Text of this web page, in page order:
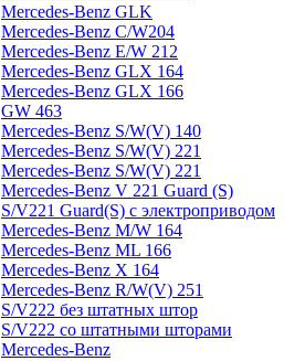
Mercedes-Benz GLK
Mercedes-Benz C/W204
Mercedes-Benz E/W 212
Mercedes-Benz GLX 164
Mercedes-Benz GLX 166
GW 463
Mercedes-Benz S/W(V) 140
Mercedes-Benz S/W(V) 221
Mercedes-Benz S/W(V) 221
Mercedes-Benz V 221 Guard (S)
S/V221 Guard(S) с электроприводом
Mercedes-Benz M/W 164
Mercedes-Benz ML 166
Mercedes-Benz X 164
Mercedes-Benz R/W(V) 251
S/V222 без штатных штор
S/V222 со штатными шторами
Mercedes-Benz